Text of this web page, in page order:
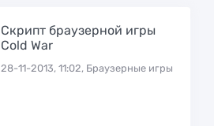
Скрипт браузерной игры
Cold War
28-11-2013, 11:02, Браузерные игры